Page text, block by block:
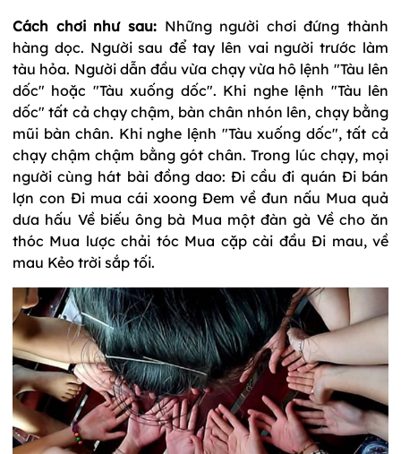
Cách chơi như sau:Những người chơi đứng thành
hàng dọc. Người sau để tay lên vai người trước làm
tàu hỏa. Người dẫn đầu vừa chạy vừa hô lệnh "Tàu lên
dốc" hoặc "Tàu xuống dốc". Khi nghe lệnh "Tàu lên
dốc" tất cả chạy chậm, bàn chân nhón lên, chạy bằng
mũi bàn chân. Khi nghe lệnh "Tàu xuống dốc", tất cả
chạy chậm chậm bằng gót chân. Trong lúc chạy, mọi
người cùng hát bài đồng dao: Đi cầu đi quán Đi bán
lợn con Đi mua cái xoong Đem về đun nấu Mua quả
dưa hấu Về biếu ông bà Mua một đàn gà Về cho ăn
thóc Mua lược chải tóc Mua cặp cài đầu Đi mau, về
mau Kẻo trời sắp tối.